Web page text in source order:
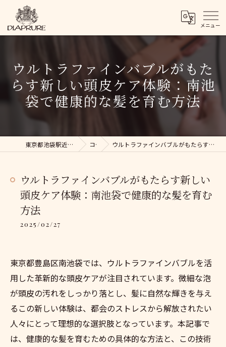
ウルトラファインバブルがもた
らす新しい頭皮ケア体験：南池
袋で健康的な髪を育む方法
東京都池袋駅近くの美容院ならDIAPRURE コラム ウルトラファインバブルがもたらす新しい頭皮ケア体験：南池袋で健康的な髪を育む方法
ウルトラファインバブルがもたらす新しい
頭皮ケア体験：南池袋で健康的な髪を育む
方法
2025/02/27
東京都豊島区南池袋では、ウルトラファインバブルを活
用した革新的な頭皮ケアが注目されています。微細な泡
が頭皮の汚れをしっかり落とし、髪に自然な輝きを与え
るこの新しい体験は、都会のストレスから解放されたい
人々にとって理想的な選択肢となっています。本記事で
は、健康的な髪を育むための具体的な方法と、この技術